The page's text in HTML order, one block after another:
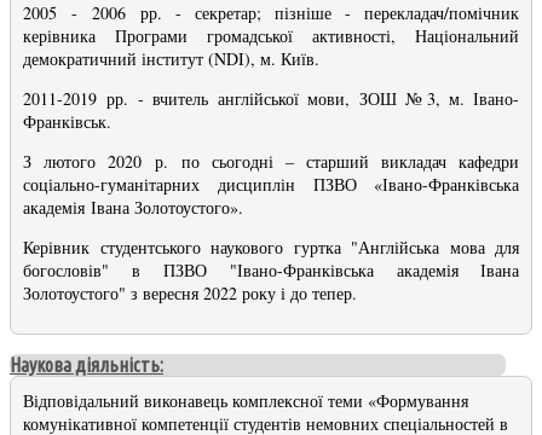
2005 - 2006 рр. - секретар; пізніше - перекладач/помічник
керівника Програми громадської активності, Національний
демократичний інститут (NDI), м. Київ.
2011-2019 рр. - вчитель англійської мови, ЗОШ №3, м. Івано-
Франківськ.
З лютого 2020 р. по сьогодні – старший викладач кафедри
соціально-гуманітарних дисциплін ПЗВО «Івано-Франківська
академія Івана Золотоустого».
Керівник студентського наукового гуртка "Англійська мова для
богословів" в ПЗВО "Івано-Франківська академія Івана
Золотоустого" з вересня 2022 року і до тепер.
Наукова діяльність:
Відповідальний виконавець комплексної теми «Формування
комунікативної компетенції студентів немовних спеціальностей в